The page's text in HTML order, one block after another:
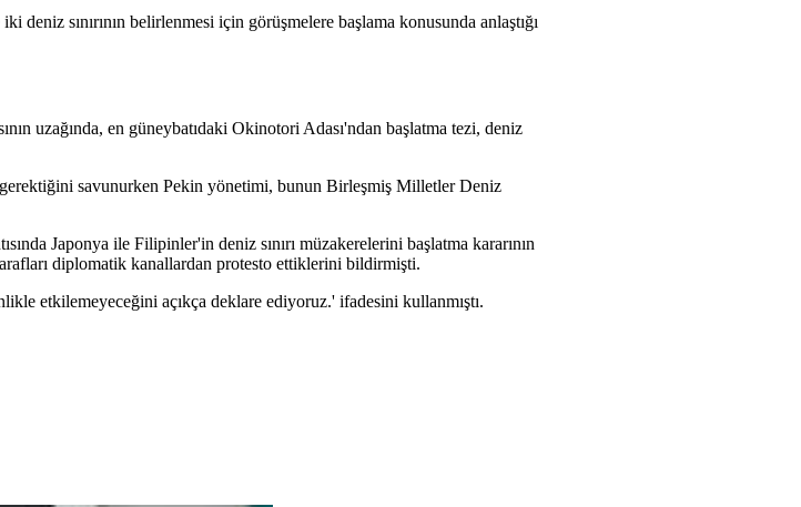
sınırının belirlenmesi için görüşmelere başlama konusunda anlaştığı
uzağında, en güneybatıdaki Okinotori Adası'ndan başlatma tezi, deniz
savunurken Pekin yönetimi, bunun Birleşmiş Milletler Deniz
Japonya ile Filipinler'in deniz sınırı müzakerelerini başlatma kararının
diplomatik kanallardan protesto ettiklerini bildirmişti.
etkilemeyeceğini açıkça deklare ediyoruz.' ifadesini kullanmıştı.